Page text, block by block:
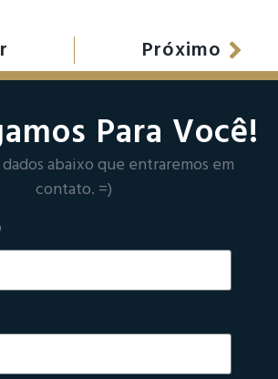
Próximo
Para Você!
abaixo que entraremos em
contato. =)